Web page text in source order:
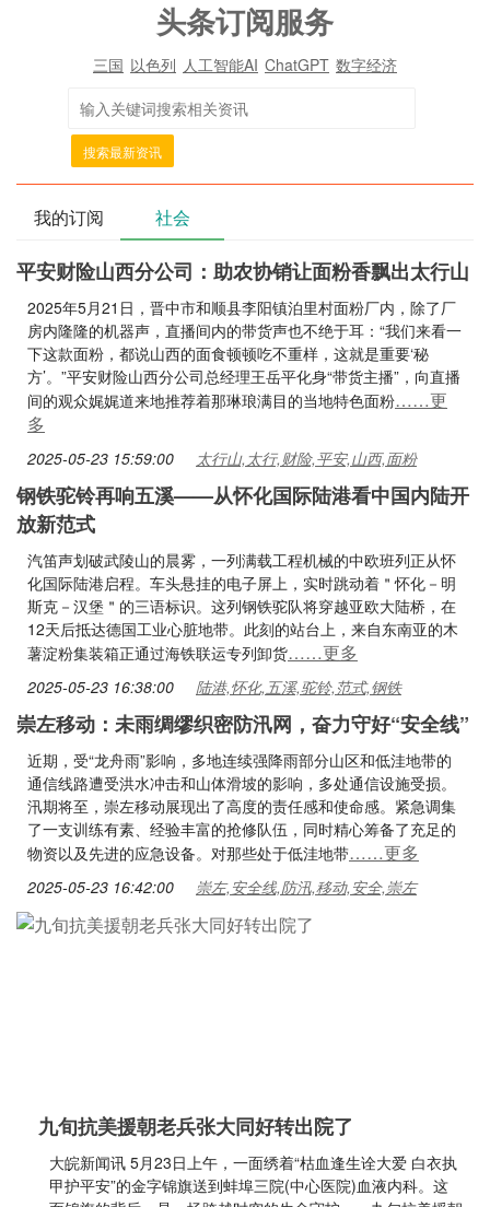
头条订阅服务
三国 以色列 人工智能AI ChatGPT 数字经济
搜索最新资讯
我的订阅 社会
平安财险山西分公司：助农协销让面粉香飘出太行山
2025年5月21日，晋中市和顺县李阳镇泊里村面粉厂内，除了厂
房内隆隆的机器声，直播间内的带货声也不绝于耳：“我们来看一
下这款面粉，都说山西的面食顿顿吃不重样，这就是重要‘秘
方’。”平安财险山西分公司总经理王岳平化身“带货主播”，向直播
间的观众娓娓道来地推荐着那琳琅满目的当地特色面粉……更
多
2025-05-23 15:59:00 太行山,太行,财险,平安,山西,面粉
钢铁驼铃再响五溪——从怀化国际陆港看中国内陆开
放新范式
汽笛声划破武陵山的晨雾，一列满载工程机械的中欧班列正从怀
化国际陆港启程。车头悬挂的电子屏上，实时跳动着＂怀化－明
斯克－汉堡＂的三语标识。这列钢铁驼队将穿越亚欧大陆桥，在
12天后抵达德国工业心脏地带。此刻的站台上，来自东南亚的木
薯淀粉集装箱正通过海铁联运专列卸货……更多
2025-05-23 16:38:00 陆港,怀化,五溪,驼铃,范式,钢铁
崇左移动：未雨绸缪织密防汛网，奋力守好“安全线”
近期，受“龙舟雨”影响，多地连续强降雨部分山区和低洼地带的
通信线路遭受洪水冲击和山体滑坡的影响，多处通信设施受损。
汛期将至，崇左移动展现出了高度的责任感和使命感。紧急调集
了一支训练有素、经验丰富的抢修队伍，同时精心筹备了充足的
物资以及先进的应急设备。对那些处于低洼地带……更多
2025-05-23 16:42:00 崇左,安全线,防汛,移动,安全,崇左
九旬抗美援朝老兵张大同好转出院了
大皖新闻讯 5月23日上午，一面绣着“枯血逢生诠大爱 白衣执
甲护平安”的金字锦旗送到蚌埠三院(中心医院)血液内科。这